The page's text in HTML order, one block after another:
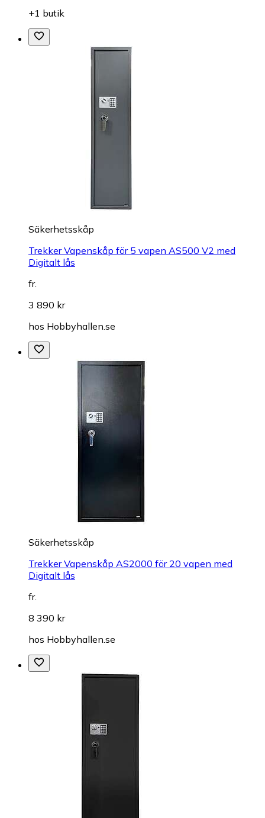
+1 butik
Säkerhetsskåp
Trekker Vapenskåp för 5 vapen AS500 V2 med
Digitalt lås
fr.
3 890 kr
hos Hobbyhallen.se
Säkerhetsskåp
Trekker Vapenskåp AS2000 för 20 vapen med
Digitalt lås
fr.
8 390 kr
hos Hobbyhallen.se